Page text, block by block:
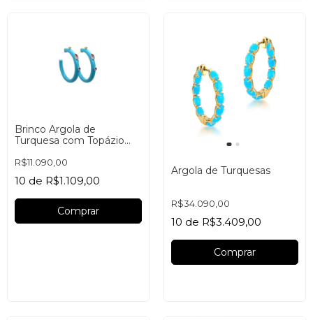
Brinco Argola de
Turquesa com Topázio
R$11.090,00
10 de R$1.109,00
Comprar
Argola de Turquesas
R$34.090,00
10 de R$3.409,00
Comprar